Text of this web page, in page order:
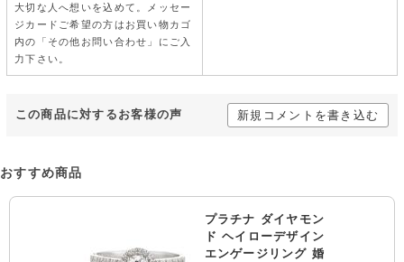
大切な人へ想いを込めて。メッセー
ジカードご希望の方はお買い物カゴ
内の「その他お問い合わせ」にご入
力下さい。
この商品に対するお客様の声 新規コメントを書き込む
おすすめ商品
プラチナ ダイヤモン
ド ヘイローデザイン
エンゲージリング 婚